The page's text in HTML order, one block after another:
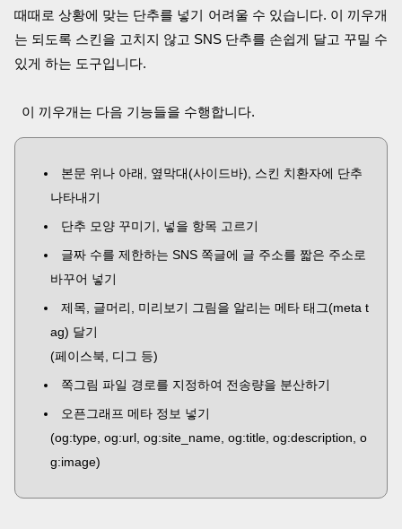
때때로 상황에 맞는 단추를 넣기 어려울 수 있습니다. 이 끼우개
는 되도록 스킨을 고치지 않고 SNS 단추를 손쉽게 달고 꾸밀 수
있게 하는 도구입니다.
이 끼우개는 다음 기능들을 수행합니다.
본문 위나 아래, 옆막대(사이드바), 스킨 치환자에 단추
나타내기
단추 모양 꾸미기, 넣을 항목 고르기
글짜 수를 제한하는 SNS 쪽글에 글 주소를 짧은 주소로
바꾸어 넣기
제목, 글머리, 미리보기 그림을 알리는 메타 태그(meta t
ag) 달기
(페이스북, 디그 등)
쪽그림 파일 경로를 지정하여 전송량을 분산하기
오픈그래프 메타 정보 넣기
(og:type, og:url, og:site_name, og:title, og:description, o
g:image)